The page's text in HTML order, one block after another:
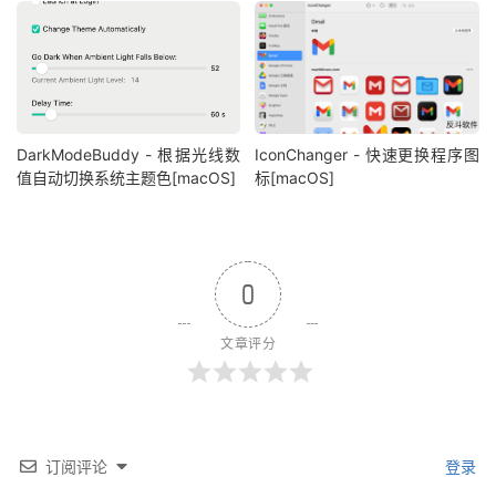
DarkModeBuddy - 根据光线数
值自动切换系统主题色[macOS]
IconChanger - 快速更换程序图
标[macOS]
0
文章评分
订阅评论 登录